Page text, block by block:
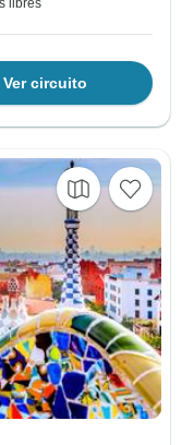
Ver circuito